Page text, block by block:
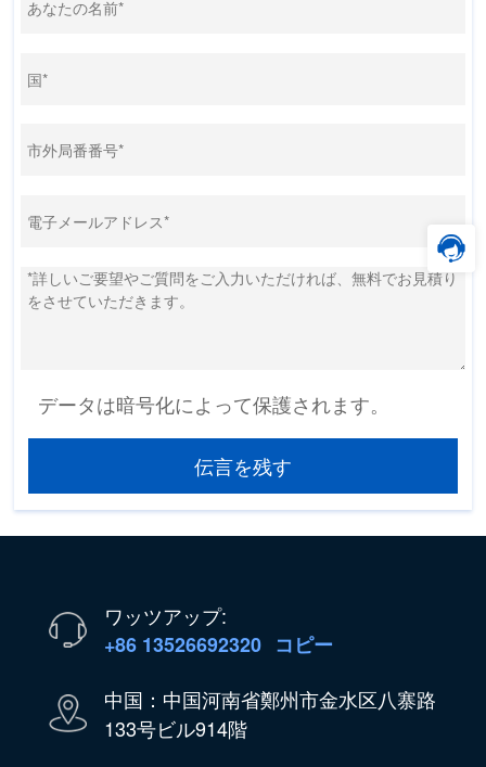
データは暗号化によって保護されます。
伝言を残す
ワッツアップ:
+86 13526692320 コピー
中国：中国河南省鄭州市金水区八寨路
133号ビル914階